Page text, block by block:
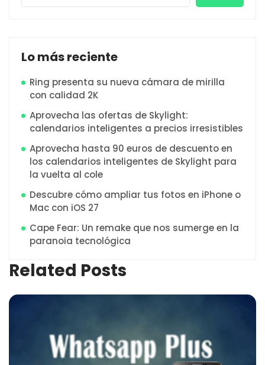
Lo más reciente
Ring presenta su nueva cámara de mirilla
con calidad 2K
Aprovecha las ofertas de Skylight:
calendarios inteligentes a precios irresistibles
Aprovecha hasta 90 euros de descuento en
los calendarios inteligentes de Skylight para
la vuelta al cole
Descubre cómo ampliar tus fotos en iPhone o
Mac con iOS 27
Cape Fear: Un remake que nos sumerge en la
paranoia tecnológica
Related Posts